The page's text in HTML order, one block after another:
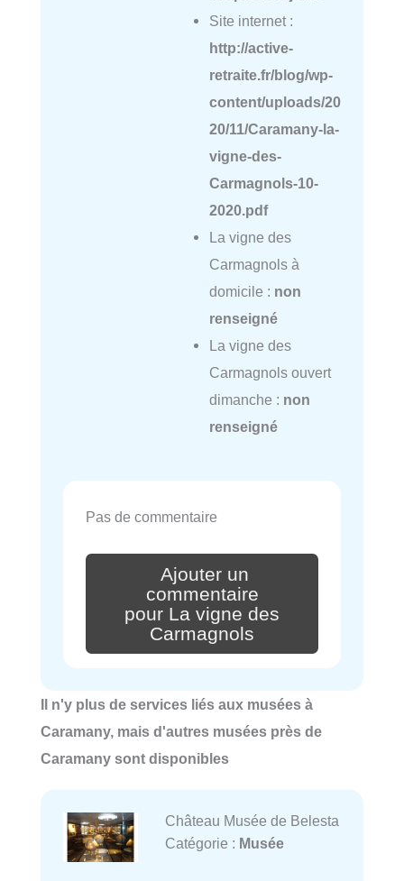
Site internet :
http://active-
retraite.fr/blog/wp-
content/uploads/20
20/11/Caramany-la-
vigne-des-
Carmagnols-10-
2020.pdf
La vigne des
Carmagnols à
domicile : non
renseigné
La vigne des
Carmagnols ouvert
dimanche : non
renseigné
Pas de commentaire
Ajouter un
commentaire
pour La vigne des
Carmagnols
Il n'y plus de services liés aux musées à
Caramany, mais d'autres musées près de
Caramany sont disponibles
Château Musée de Belesta
Catégorie : Musée